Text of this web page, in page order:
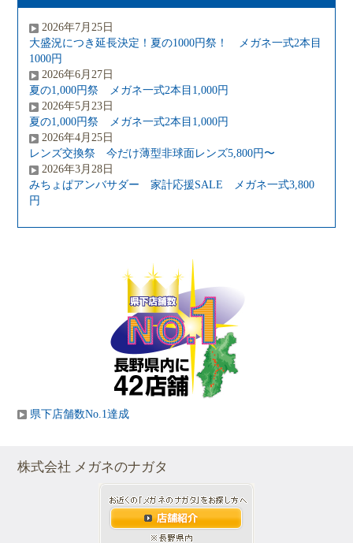
2026年7月25日
大盛況につき延長決定！夏の1000円祭！ メガネ一式2本目
1000円
2026年6月27日
夏の1,000円祭 メガネ一式2本目1,000円
2026年5月23日
夏の1,000円祭 メガネ一式2本目1,000円
2026年4月25日
レンズ交換祭 今だけ薄型非球面レンズ5,800円〜
2026年3月28日
みちょぱアンバサダー 家計応援SALE メガネ一式3,800
円
県下店舗数No.1達成
株式会社 メガネのナガタ